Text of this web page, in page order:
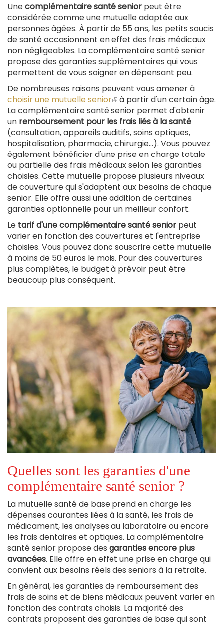
Unecomplémentaire santé senior peut être
considérée comme une mutuelle adaptée aux
personnes âgées. À partir de 55 ans, les petits soucis
de santé occasionnent en effet des frais médicaux
non négligeables. La complémentaire santé senior
propose des garanties supplémentaires qui vous
permettent de vous soigner en dépensant peu.
De nombreuses raisons peuvent vous amener à
choisir une mutuelle senior(le
lien
est
externe)
à partir d'un certain âge.
La complémentaire santé senior permet d'obtenir
un remboursement pour les frais liés à la santé
(consultation, appareils auditifs, soins optiques,
hospitalisation, pharmacie, chirurgie…). Vous pouvez
également bénéficier d'une prise en charge totale
ou partielle des frais médicaux selon les garanties
choisies. Cette mutuelle propose plusieurs niveaux
de couverture qui s'adaptent aux besoins de chaque
senior. Elle offre aussi une addition de certaines
garanties optionnelle pour un meilleur confort.
Le tarif d'une complémentaire santé senior peut
varier en fonction des couvertures et l'entreprise
choisies. Vous pouvez donc souscrire cette mutuelle
à moins de 50 euros le mois. Pour des couvertures
plus complètes, le budget à prévoir peut être
beaucoup plus conséquent.
Quelles sont les garanties d'une
complémentaire santé senior ?
La mutuelle santé de base prend en charge les
dépenses courantes liées à la santé, les frais de
médicament, les analyses au laboratoire ou encore
les frais dentaires et optiques. La complémentaire
santé senior propose des garanties encore plus
avancées. Elle offre en effet une prise en charge qui
convient aux besoins réels des seniors à la retraite.
En général, les garanties de remboursement des
frais de soins et de biens médicaux peuvent varier en
fonction des contrats choisis. La majorité des
contrats proposent des garanties de base qui sont